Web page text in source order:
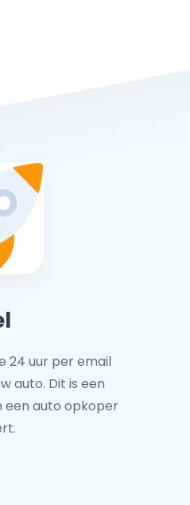
24 uur per email
auto. Dit is een
een auto opkoper